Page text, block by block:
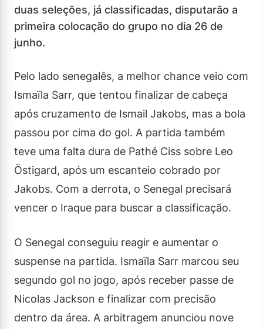
duas seleções, já classificadas, disputarão a
primeira colocação do grupo no dia 26 de
junho.
Pelo lado senegalês, a melhor chance veio com
Ismaïla Sarr, que tentou finalizar de cabeça
após cruzamento de Ismail Jakobs, mas a bola
passou por cima do gol. A partida também
teve uma falta dura de Pathé Ciss sobre Leo
Östigard, após um escanteio cobrado por
Jakobs. Com a derrota, o Senegal precisará
vencer o Iraque para buscar a classificação.
O Senegal conseguiu reagir e aumentar o
suspense na partida. Ismaïla Sarr marcou seu
segundo gol no jogo, após receber passe de
Nicolas Jackson e finalizar com precisão
dentro da área. A arbitragem anunciou nove